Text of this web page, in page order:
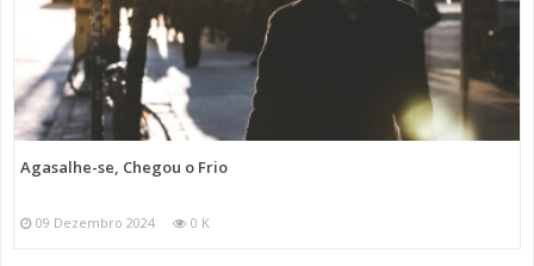
Agasalhe-se, Chegou o Frio
09 Dezembro 2024 0 K